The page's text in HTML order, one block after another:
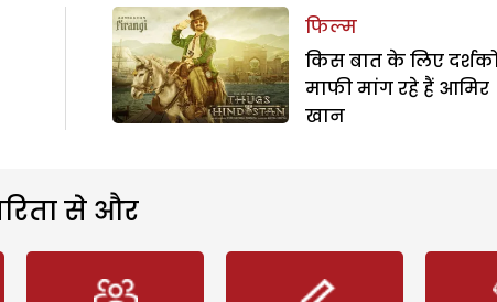
फिल्म
किस बात के लिए
माफी मांग रहे हैं आमिर
खान
से और